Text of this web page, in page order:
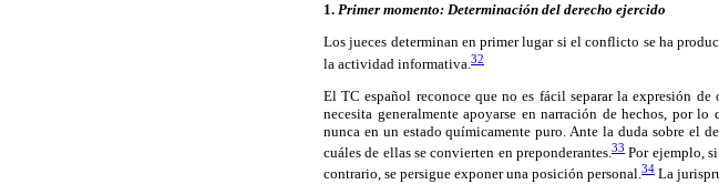
1. Primer momento: Determinación del derecho ejercido
Los jueces determinan en primer lugar si el conflicto se ha
la actividad informativa. 32
El TC español reconoce que no es fácil separar la expresión
necesita generalmente apoyarse en narración de hechos, por
nunca en un estado químicamente puro. Ante la duda sobre el
cuáles de ellas se convierten en preponderantes.33 Por ejemplo,
contrario, se persigue exponer una posición personal.34 La